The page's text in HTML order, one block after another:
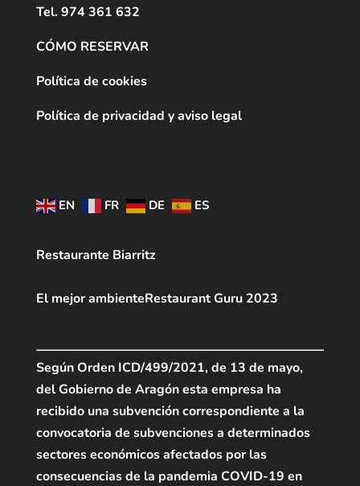
Tel. 974 361 632
CÓMO RESERVAR
Política de cookies
Política de privacidad y aviso legal
EN FR DE ES
Restaurante Biarritz
El mejor ambienteRestaurant Guru 2023
Según Orden ICD/499/2021, de 13 de mayo,
del Gobierno de Aragón esta empresa ha
recibido una subvención correspondiente a la
convocatoria de subvenciones a determinados
sectores económicos afectados por las
consecuencias de la pandemia COVID-19 en